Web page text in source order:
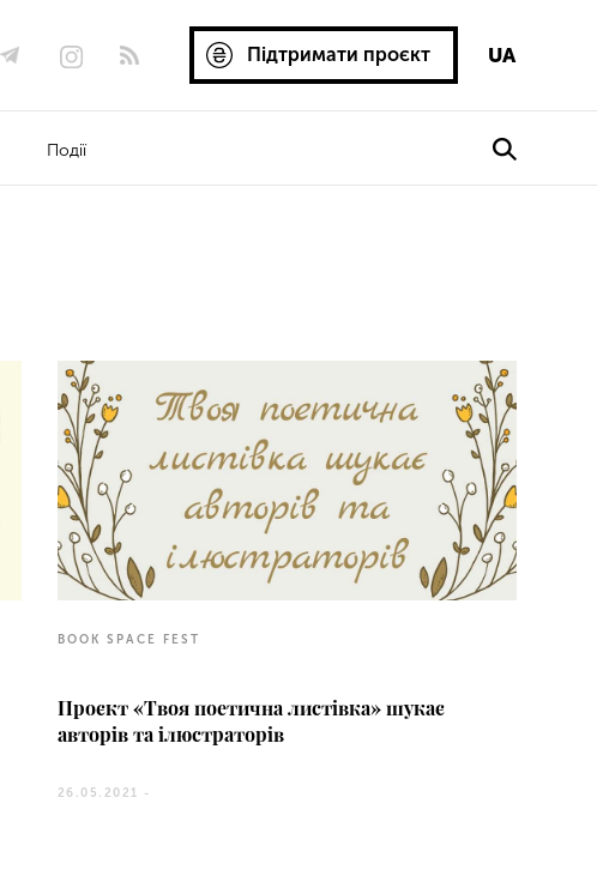
UA
Підтримати проєкт
Події
BOOK SPACE FEST
Проєкт «Твоя поетична листівка» шукає
авторів та ілюстраторів
26.05.2021 -